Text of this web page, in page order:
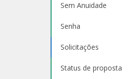
Sem Anuidade
Senha
Solicitações
Status de proposta